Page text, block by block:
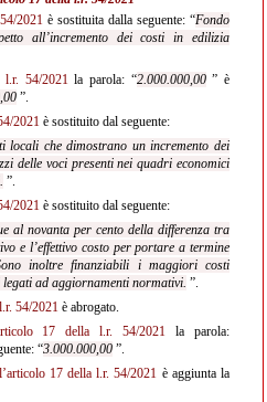
2021è sostituita dalla seguente: “Fondo
all’incremento dei costi in edilizia
l.r. 54/2021la parola: “2.000.000,00” è
”.
2021 è sostituito dal seguente:
locali che dimostrano un incremento dei
delle voci presenti nei quadri economici
”.
2021 è sostituito dal seguente:
al novanta per cento della differenza tra
e l’effettivo costo per portare a termine
inoltre finanziabili i maggiori costi
ad aggiornamenti normativi. ”.
54/2021 è abrogato.
17 della l.r. 54/2021 la parola:
“3.000.000,00 ”.
17 della l.r. 54/2021 è aggiunta la